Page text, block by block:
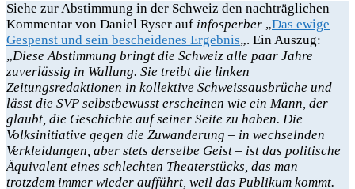
Siehe zur Abstimmung in der Schweiz den nachträglichen
Kommentar von Daniel Ryser auf infosperber „Das ewige
Gespenst und sein bescheidenes Ergebnis„. Ein Auszug:
„Diese Abstimmung bringt die Schweiz alle paar Jahre
zuverlässig in Wallung. Sie treibt die linken
Zeitungsredaktionen in kollektive Schweissausbrüche und
lässt die SVP selbstbewusst erscheinen wie ein Mann, der
glaubt, die Geschichte auf seiner Seite zu haben. Die
Volksinitiative gegen die Zuwanderung – in wechselnden
Verkleidungen, aber stets derselbe Geist – ist das politische
Äquivalent eines schlechten Theaterstücks, das man
trotzdem immer wieder aufführt, weil das Publikum kommt.